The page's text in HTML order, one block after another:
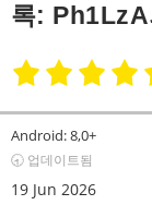
록: Ph1LzA
Android:8,0+
🕣 업데이트됨
19 Jun 2026